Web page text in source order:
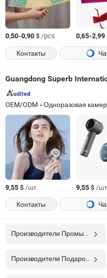
0,50-0,90$/pcs 0,65-2,99
Контакты
OEM/ODM Одноразовая камера,
9,55$/шт. 9,55$/
Контакты
Производители Подарок С Логотипом